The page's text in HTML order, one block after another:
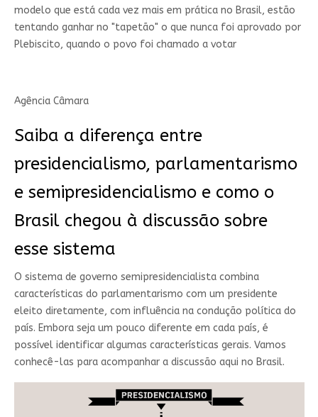
modelo que está cada vez mais em prática no Brasil, estão
tentando ganhar no "tapetão" o que nunca foi aprovado por
Plebiscito, quando o povo foi chamado a votar
Agência Câmara
Saiba a diferença entre
presidencialismo, parlamentarismo
e semipresidencialismo e como o
Brasil chegou à discussão sobre
esse sistema
O sistema de governo semipresidencialista combina
características do parlamentarismo com um presidente
eleito diretamente, com influência na condução política do
país. Embora seja um pouco diferente em cada país, é
possível identificar algumas características gerais. Vamos
conhecê-las para acompanhar a discussão aqui no Brasil.